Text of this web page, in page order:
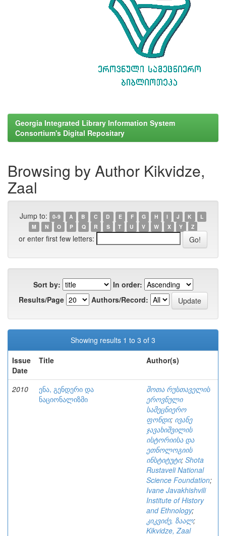
Georgia Integrated Library Information System
Consortium's Digital Repositary
Browsing by Author Kikvidze,
Zaal
Jump to: 0-9 A B C D E F G H I J K
L
M
N O P Q R S T U V W X Y Z
or enter first few letters:
Sort by:
In order:
Results/Page
Authors/Record:
Showing results 1 to 3 of 3
Issue
Date
Title Author(s)
2010
ენა, გენდერი და
ნაციონალიზმი
შოთა რუსთაველის
ეროვნული
სამეცნიერო
ფონდი; ივანე
ჯავახიშვილის
ისტორიისა და
ეთნოლოგიის
ინსტიტუტი; Shota
Rustaveli National
Science Foundation;
Ivane Javakhishvili
Institute of History
and Ethnology;
კიკვიძე, ზაალ;
Kikvidze, Zaal